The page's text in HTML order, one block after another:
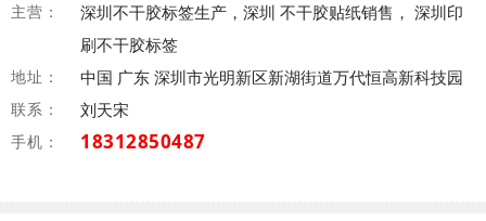
主营：
深圳不干胶标签生产，深圳 不干胶贴纸销售， 深圳印
刷不干胶标签
地址： 中国 广东 深圳市光明新区新湖街道万代恒高新科技园
联系： 刘天宋
手机： 18312850487